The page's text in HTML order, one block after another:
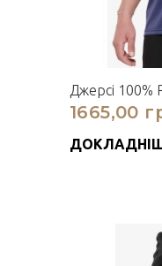
Джерсі 100%
1665,00